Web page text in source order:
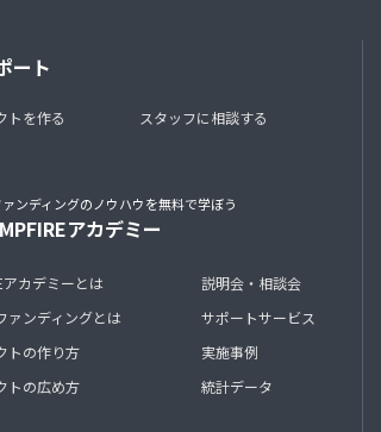
ート
トを作る
スタッフに相談する
ンディングのノウハウを無料で学ぼう
アカデミー
アカデミーとは
ァンディングとは
トの作り方
トの広め方
説明会・相談会
サポートサービス
実施事例
統計データ